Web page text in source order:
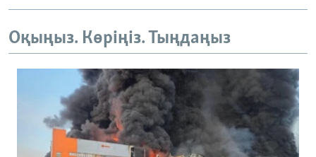
Оқыңыз. Көріңіз. Тыңдаңыз